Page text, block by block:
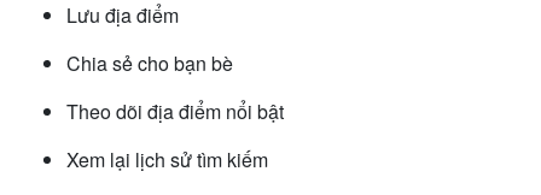
Lưu địa điểm
Chia sẻ cho bạn bè
Theo dõi địa điểm nổi bật
Xem lại lịch sử tìm kiếm